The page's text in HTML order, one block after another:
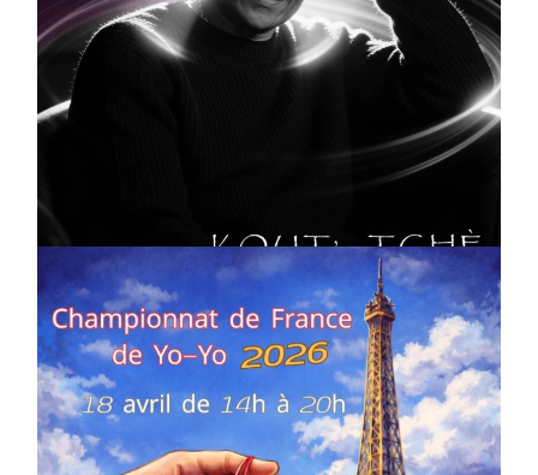
CULTURE
Artiste W2R : Jean Luc ALGER
On